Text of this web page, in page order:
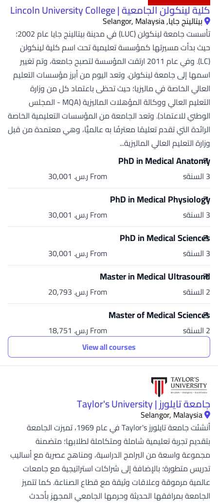
كلية لينكولن الجامعية | Lincoln University College
بيتالينج جايا, Selangor, Malaysia
تأسست جامعة لينكولن (LUC) في مدينة بيتالينج جايا عام 2002؛
حيث بدأت مسيرتها كمؤسسة تعليمية تحت اسم كلية لينكولن
(LC). وفي عام 2011 ارتقت المؤسسة لتصبح جامعة، وتم تغيير
اسمها إلى جامعة لينكولن. وتعد اليوم من أبرز مؤسسات التعليم
العالي الخاصة في ماليزيا؛ حيث تحظى باعتماد كل من وزارة
التعليم العالي ووكالة المؤهلات الماليزية (MQA - المجلس
الوطني للاعتماد). وتعد الجامعة من المؤسسات التعليمية الخاصة
الرائدة التي تقدم تعليمًا معترفًا به عالميًّا، وهي معتمدة من قبل
وزارة التعليم العالي الماليزية...
PhD in Medical Anatomy
3 السنةs From ر.س.‏ 30,001
PhD in Medical Physiology
3 السنةs From ر.س.‏ 30,001
PhD in Medical Sciences
3 السنةs From ر.س.‏ 30,001
Master in Medical Ultrasound
2 السنةs From ر.س.‏ 20,793
Master of Medical Sciences
2 السنةs
From ر.س.‏ 18,751
View all courses
جامعة تايلورز | Taylor's University
Selangor, Malaysia
أنشئت جامعة تايلورز Taylor's في عام 1969، تميزت الجامعة
بتقديم تجربة تعليمية شاملة ومتكاملة لطلابها؛ متضمنة
مجموعة واسعة من البرامج الدراسية، ومناهج عصرية مع أساليب
تدريس متطورة؛ بالإضافة إلى شراكات استراتيجية مع جامعات
عالمية مرموقة وعلاقات وثيقة مع قطاع الصناعة. كما تتميز
الجامعة بمرافقها الحديثة وحرمها الجامعي المجهز بأحدث